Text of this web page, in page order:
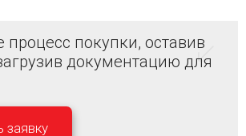
процесс покупки, оставив
документацию для
заявку